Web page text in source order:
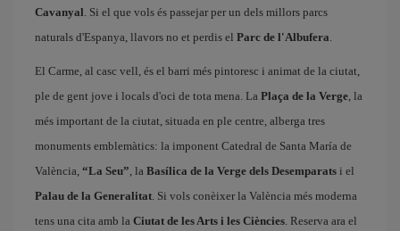
Cavanyal. Si el que vols és passejar per un dels millors parcs
naturals d'Espanya, llavors no et perdis el Parc de l'Albufera.
El Carme, al casc vell, és el barri més pintoresc i animat de la ciutat,
ple de gent jove i locals d'oci de tota mena. La Plaça de la Verge, la
més important de la ciutat, situada en ple centre, alberga tres
monuments emblemàtics: la imponent Catedral de Santa María de
València, “La Seu”, la Basílica de la Verge dels Desemparats i el
Palau de la Generalitat. Si vols conèixer la València més moderna
tens una cita amb la Ciutat de les Arts i les Ciències. Reserva ara el